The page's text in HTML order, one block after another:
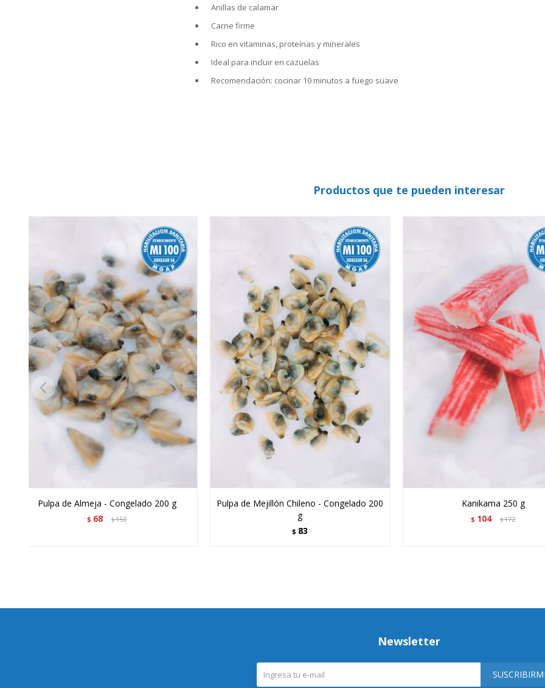
Anillas de calamar
Carne firme
Rico en vitaminas, proteínas y minerales
Ideal para incluir en cazuelas
Recomendación: cocinar 10 minutos a fuego suave
Productos que te pueden interesar
Pulpa de Almeja - Congelado 200 g
$ 68 $150
Pulpa de Mejillón Chileno - Congelado 200
g
$ 83
Kanikama 250 g
$ 104 $172
Newsletter